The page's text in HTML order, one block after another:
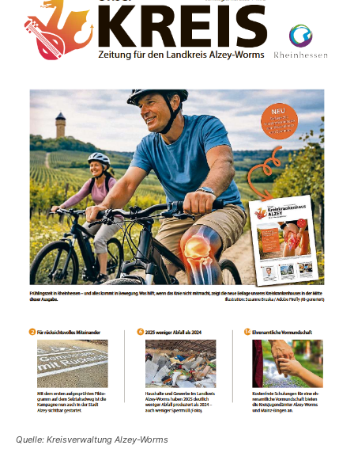
Quelle: Kreisverwaltung Alzey-Worms